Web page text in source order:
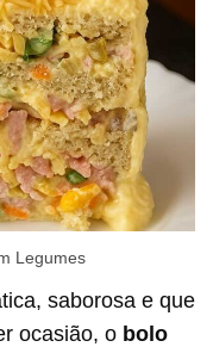
Legumes
saborosa e que
ocasião, o bolo